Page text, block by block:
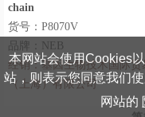
chain
货号：P8070V
品牌：NEB
经销：基因生物技术国际贸
（上海）有限公司
本网站会使用Cookies
站，则表示您同意我们
网站的